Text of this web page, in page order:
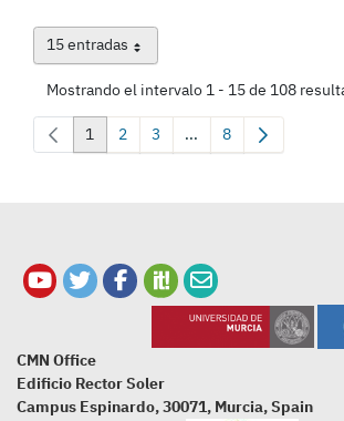
15 entradasPor página
Mostrando el intervalo 1 - 15 de 108
Página
1 Página
2 Página
3 ...Páginas intermedias
Página
8
CMN Office
Edificio Rector Soler
Campus Espinardo, 30071, Murcia, Spain